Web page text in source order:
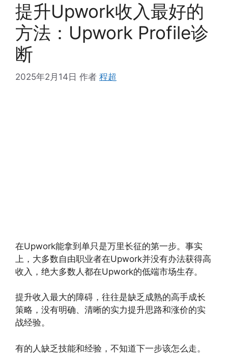
提升Upwork收入最好的
方法：Upwork Profile诊
断
2025年2月14日 作者 程超
在Upwork能拿到单只是万里长征的第一步。事实
上，大多数自由职业者在Upwork并没有办法获得高
收入，绝大多数人都在Upwork的低端市场生存。
提升收入最大的障碍，往往是缺乏成熟的高手成长
策略，没有明确、清晰的实力提升思路和涨价的实
战经验。
有的人缺乏技能和经验，不知道下一步该怎么走。